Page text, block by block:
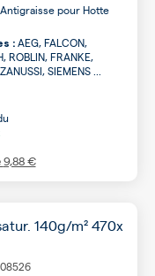
pour Hotte
: AEG, FALCON,
ROBLIN, FRANKE,
SIEMENS ...
9,88 €
140g/m² 470x